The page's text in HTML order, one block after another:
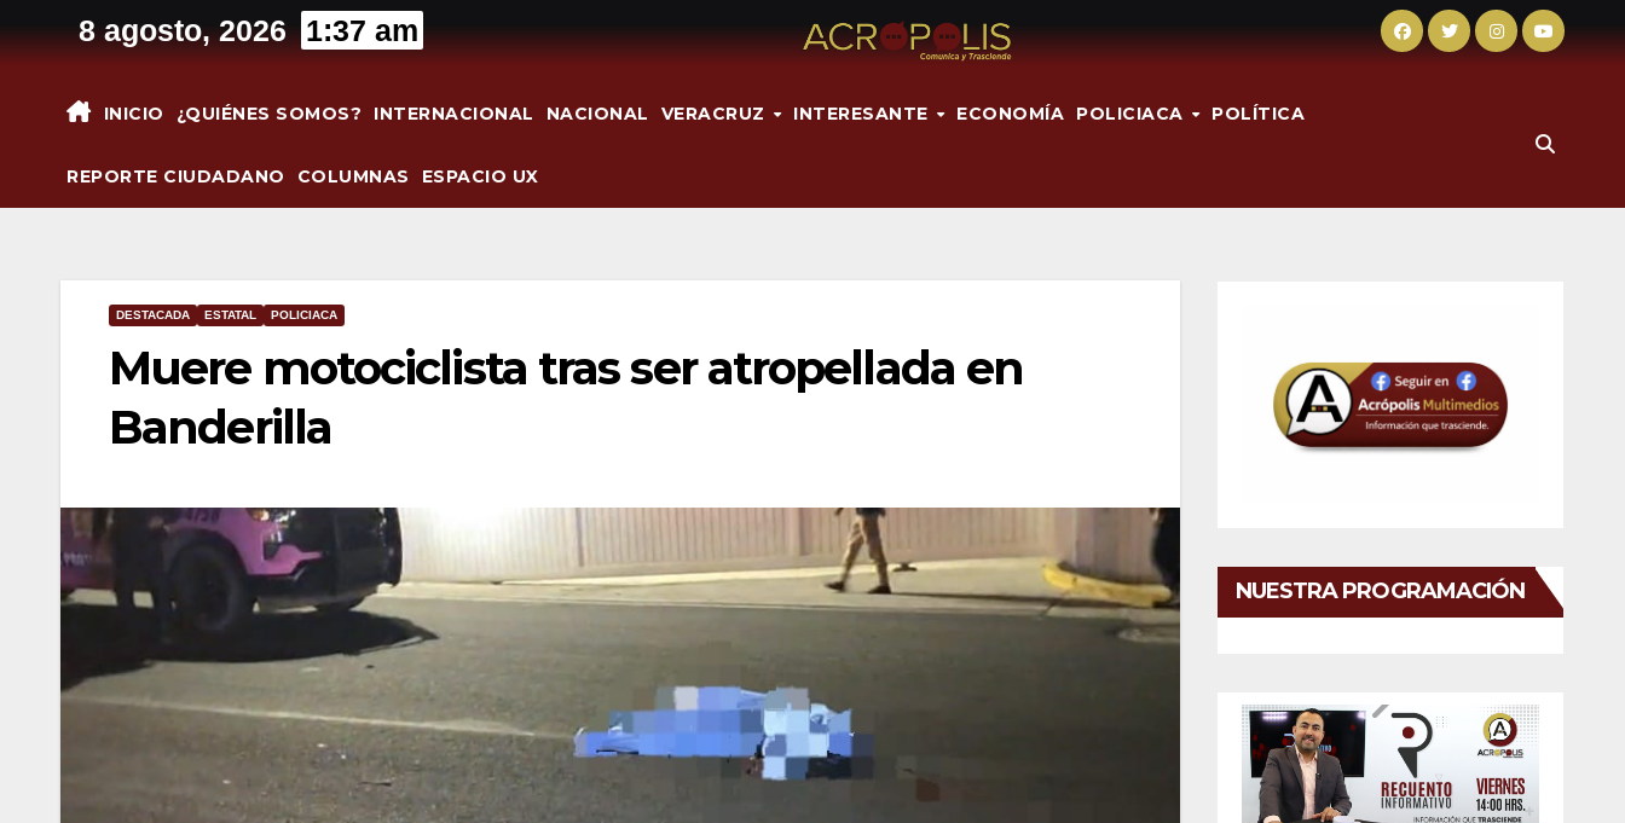
al
8 agosto, 2026 1:37 am
INICIO ¿QUIÉNES SOMOS? INTERNACIONAL NACIONAL VERACRUZ INTERESANTE ECONOMÍA POLICIACA POLÍTICA
REPORTE CIUDADANO COLUMNAS ESPACIO UX
DESTACADA ESTATAL POLICIACA
Muere motociclista tras ser atropellada en
Banderilla
NUESTRA PROGRAMACIÓN